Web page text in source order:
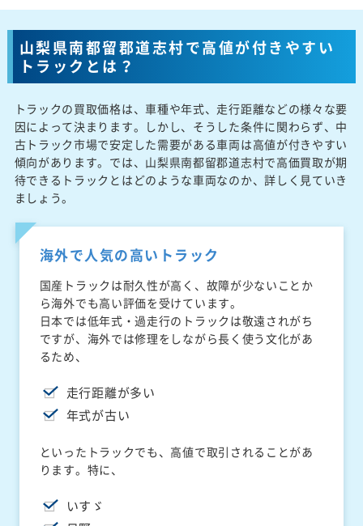
山梨県南都留郡道志村で高値が付きやすい
トラックとは？
トラックの買取価格は、車種や年式、走行距離などの様々な要
因によって決まります。しかし、そうした条件に関わらず、中
古トラック市場で安定した需要がある車両は高値が付きやすい
傾向があります。では、山梨県南都留郡道志村で高価買取が期
待できるトラックとはどのような車両なのか、詳しく見ていき
ましょう。
海外で人気の高いトラック
国産トラックは耐久性が高く、故障が少ないことか
ら海外でも高い評価を受けています。
日本では低年式・過走行のトラックは敬遠されがち
ですが、海外では修理をしながら長く使う文化があ
るため、
走行距離が多い
年式が古い
といったトラックでも、高値で取引されることがあ
ります。特に、
いすゞ